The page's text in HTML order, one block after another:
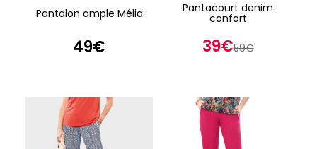
Pantalon ample Mélia
49€
Pantacourt denim
confort
39€59€